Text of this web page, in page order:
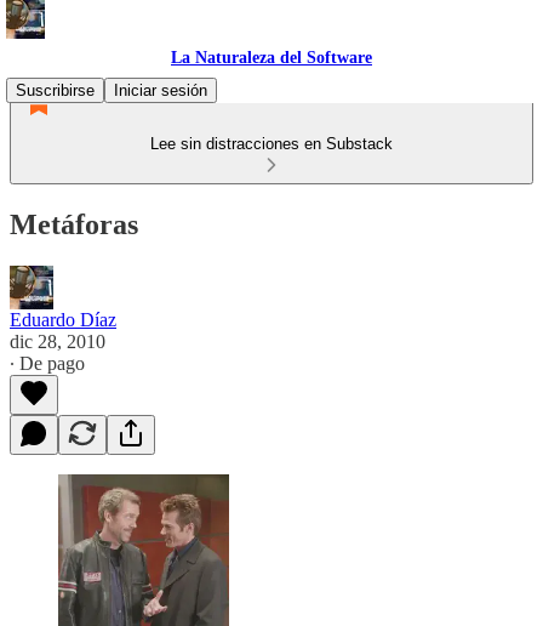
La Naturaleza del Software
Suscribirse
Iniciar sesión
Lee sin distracciones en Substack
Metáforas
Eduardo Díaz
dic 28, 2010
∙ De pago